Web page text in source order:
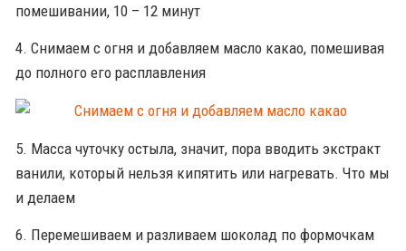
помешивании, 10 – 12 минут
4. Снимаем с огня и добавляем масло какао, помешивая
до полного его расплавления
5. Масса чуточку остыла, значит, пора вводить экстракт
ванили, который нельзя кипятить или нагревать. Что мы
и делаем
6. Перемешиваем и разливаем шоколад по формочкам